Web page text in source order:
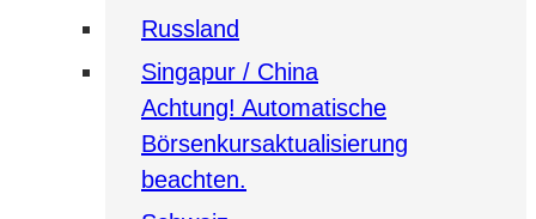
Russland
Singapur / China
Achtung! Automatische
Börsenkursaktualisierung
beachten.